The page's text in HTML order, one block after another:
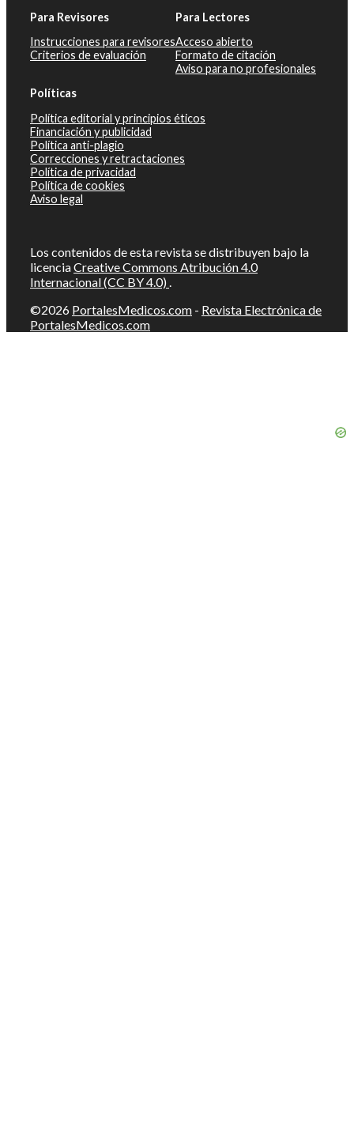
Para Revisores
Instrucciones para revisores
Criterios de evaluación
Para Lectores
Acceso abierto
Formato de citación
Aviso para no profesionales
Políticas
Política editorial y principios éticos
Financiación y publicidad
Política anti-plagio
Correcciones y retractaciones
Política de privacidad
Política de cookies
Aviso legal
Los contenidos de esta revista se distribuyen bajo la
licenciaCreative Commons Atribución 4.0
Internacional (CC BY 4.0) .
©2026 PortalesMedicos.com - Revista Electrónica de
PortalesMedicos.com